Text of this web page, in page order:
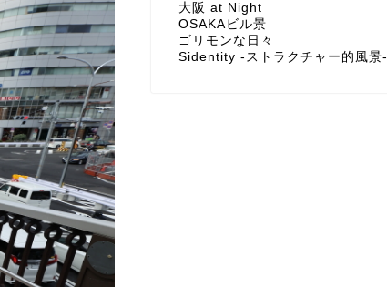
大阪 at Night
OSAKAビル景
ゴリモンな日々
Sidentity -ストラクチャー的風景-